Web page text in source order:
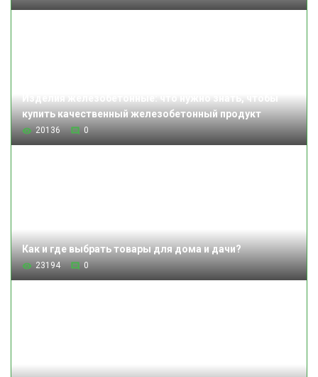
купить качественный железобетонный продукт
20136 0
Как и где выбрать товары для дома и дачи?
23194 0